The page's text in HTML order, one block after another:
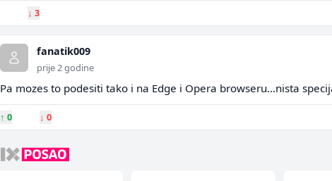
↓ 3
fanatik009
prije 2 godine
Pa mozes to podesiti tako i na Edge i Opera browseru...nista
↑ 0 ↓ 0